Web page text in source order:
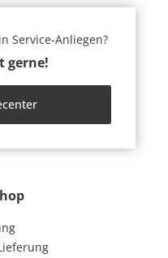
Service-Anliegen?
gerne!